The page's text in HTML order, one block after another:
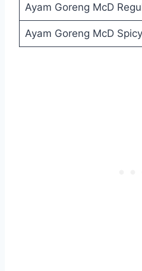
Ayam Goreng McD
Ayam Goreng McD